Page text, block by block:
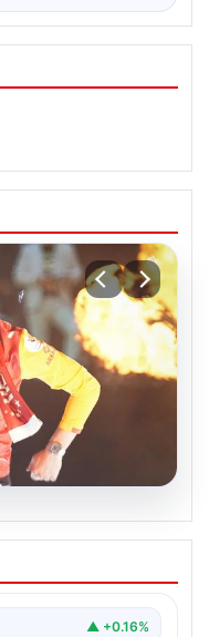
sürpriz!
pay
▲ +0.16%